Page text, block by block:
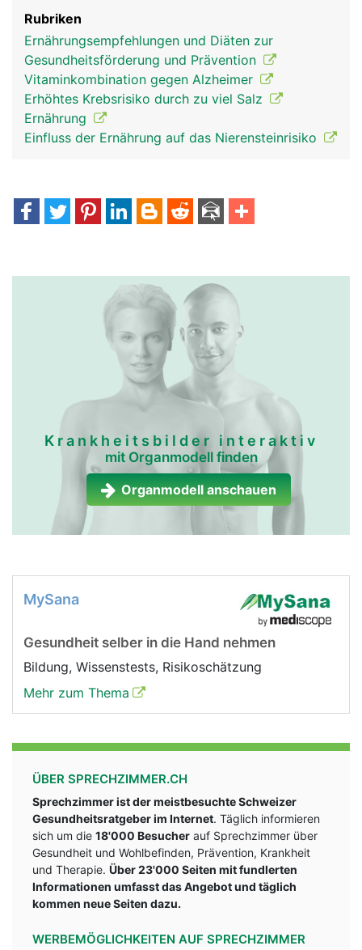
Rubriken
Ernährungsempfehlungen und Diäten zur
Gesundheitsförderung und Prävention
Vitaminkombination gegen Alzheimer
Erhöhtes Krebsrisiko durch zu viel Salz
Ernährung
Einfluss der Ernährung auf das Nierensteinrisiko
Krankheitsbilder interaktiv
mit Organmodell finden
Organmodell anschauen
MySana
Gesundheit selber in die Hand nehmen
Bildung, Wissenstests, Risikoschätzung
Mehr zum Thema
ÜBER SPRECHZIMMER.CH
Sprechzimmer ist der meistbesuchte Schweizer
Gesundheitsratgeber im Internet. Täglich informieren
sich um die 18'000 Besucher auf Sprechzimmer über
Gesundheit und Wohlbefinden, Prävention, Krankheit
und Therapie. Über 23'000 Seiten mit fundlerten
Informationen umfasst das Angebot und täglich
kommen neue Seiten dazu.
WERBEMÖGLICHKEITEN AUF SPRECHZIMMER